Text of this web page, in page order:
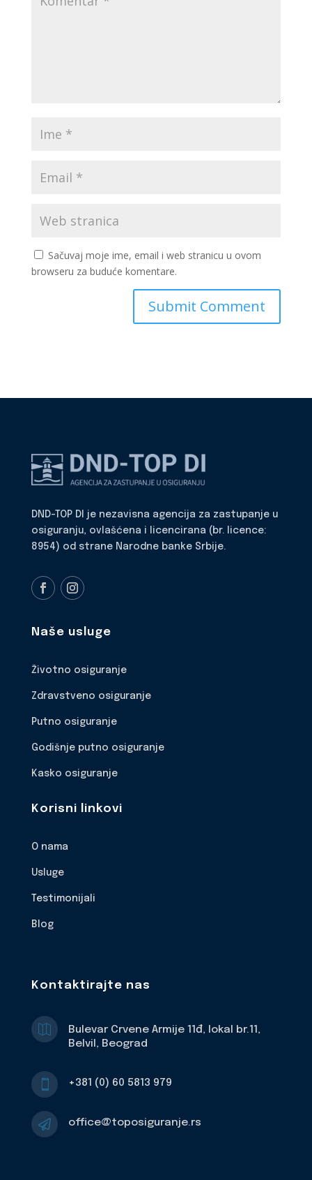
Sačuvaj moje ime, email i web stranicu u ovom
browseru za buduće komentare.
DND-TOP DI je nezavisna agencija za zastupanje u
osiguranju, ovlašćena i licencirana (br. licence:
8954) od strane Narodne banke Srbije.
Naše usluge
Životno osiguranje
Zdravstveno osiguranje
Putno osiguranje
Godišnje putno osiguranje
Kasko osiguranje
Korisni linkovi
O nama
Usluge
Testimonijali
Blog
Kontaktirajte nas

Bulevar Crvene Armije 11đ, lokal br.11,
Belvil, Beograd
 +381 (0) 60 5813 979
 office@toposiguranje.rs